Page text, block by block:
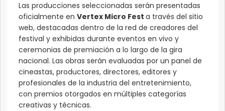
Las producciones seleccionadas serán presentadas
oficialmente en Vertex Micro Fest a través del sitio
web, destacadas dentro de la red de creadores del
festival y exhibidas durante eventos en vivo y
ceremonias de premiación a lo largo de la gira
nacional. Las obras serán evaluadas por un panel de
cineastas, productores, directores, editores y
profesionales de la industria del entretenimiento,
con premios otorgados en múltiples categorías
creativas y técnicas.